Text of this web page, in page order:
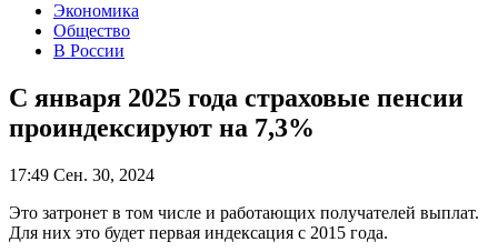
Экономика
Общество
В России
С января 2025 года страховые пенсии
проиндексируют на 7,3%
17:49 Сен. 30, 2024
Это затронет в том числе и работающих получателей выплат.
Для них это будет первая индексация с 2015 года.